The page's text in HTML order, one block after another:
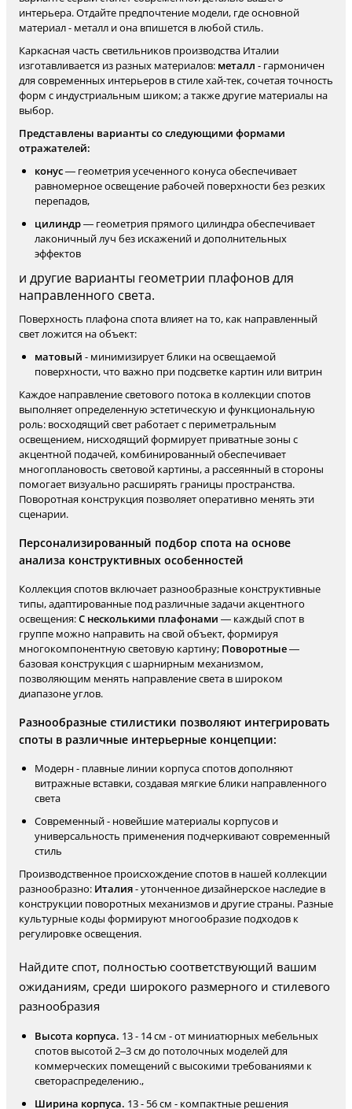
интерьера. Отдайте предпочтение модели, где основной
материал - металл и она впишется в любой стиль.
Каркасная часть светильников производства Италии
изготавливается из разных материалов: металл - гармоничен
для современных интерьеров в стиле хай-тек, сочетая точность
форм с индустриальным шиком; а также другие материалы на
выбор.
Представлены варианты со следующими формами
отражателей:
конус— геометрия усеченного конуса обеспечивает
равномерное освещение рабочей поверхности без резких
перепадов,
цилиндр— геометрия прямого цилиндра обеспечивает
лаконичный луч без искажений и дополнительных
эффектов
и другие варианты геометрии плафонов для
направленного света.
Поверхность плафона спота влияет на то, как направленный
свет ложится на объект:
матовый - минимизирует блики на освещаемой
поверхности, что важно при подсветке картин или витрин
Каждое направление светового потока в коллекции спотов
выполняет определенную эстетическую и функциональную
роль: восходящий свет работает с периметральным
освещением, нисходящий формирует приватные зоны с
акцентной подачей, комбинированный обеспечивает
многоплановость световой картины, а рассеянный в стороны
помогает визуально расширять границы пространства.
Поворотная конструкция позволяет оперативно менять эти
сценарии.
Персонализированный подбор спота на основе
анализа конструктивных особенностей
Коллекция спотов включает разнообразные конструктивные
типы, адаптированные под различные задачи акцентного
освещения:С несколькими плафонами — каждый спот в
группе можно направить на свой объект, формируя
многокомпонентную световую картину; Поворотные—
базовая конструкция с шарнирным механизмом,
позволяющим менять направление света в широком
диапазоне углов.
Разнообразные стилистики позволяют интегрировать
споты в различные интерьерные концепции:
Модерн - плавные линии корпуса спотов дополняют
витражные вставки, создавая мягкие блики направленного
света
Современный - новейшие материалы корпусов и
универсальность применения подчеркивают современный
стиль
Производственное происхождение спотов в нашей коллекции
разнообразно: Италия- утонченное дизайнерское наследие в
конструкции поворотных механизмов и другие страны. Разные
культурные коды формируют многообразие подходов к
регулировке освещения.
Найдите спот, полностью соответствующий вашим
ожиданиям, среди широкого размерного и стилевого
разнообразия
Высота корпуса. 13 - 14 см - от миниатюрных мебельных
спотов высотой 2–3 см до потолочных моделей для
коммерческих помещений с высокими требованиями к
светораспределению.,
Ширина корпуса. 13 - 56 см - компактные решения